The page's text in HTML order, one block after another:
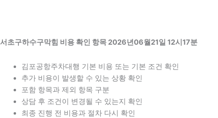
서초구하수구막힘 비용 확인 항목 2026년06월21일 12시17분
김포공항주차대행 기본 비용 또는 기본 조건 확인
추가 비용이 발생할 수 있는 상황 확인
포함 항목과 제외 항목 구분
상담 후 조건이 변경될 수 있는지 확인
최종 진행 전 비용과 절차 다시 확인